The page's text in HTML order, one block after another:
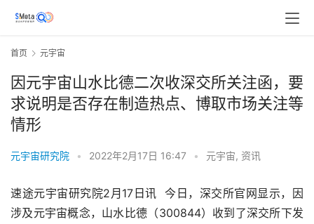
首页 元宇宙
因元宇宙山水比德二次收深交所关注函，要
求说明是否存在制造热点、博取市场关注等
情形
元宇宙研究院 • 2022年2月17日 16:47 • 元宇宙, 资讯
速途元宇宙研究院2月17日讯  今日，深交所官网显示，因
涉及元宇宙概念，山水比德（300844）收到了深交所下发